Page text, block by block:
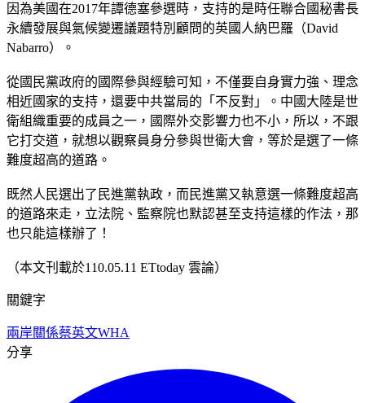
因為美國在2017年譚德塞參選時，支持的是時任聯合國秘書長
永續發展與氣候變遷議題特別顧問的英國人納巴羅（David
Nabarro）。
從國民黨政府的國際參與經驗可知，不僅要自身實力強、理念
相近國家的支持，還要中共當局的「不反對」。中國大陸是世
衛組織重要的成員之一，國際外交影響力也不小，所以，不跟
它打交道，就想以觀察員身分參與世衛大會，等於是選了一條
難度超高的道路。
既然人民選出了民進黨執政，而民進黨又執意選一條難度超高
的道路來走，立法院、監察院也默認甚至支持這樣的作法，那
也只能這樣辦了！
（本文刊載於110.05.11 ETtoday 雲論）
關鍵字
兩岸關係蔡英文WHA
分享